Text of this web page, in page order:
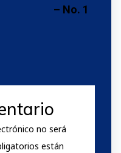
– No. 1
no será
están